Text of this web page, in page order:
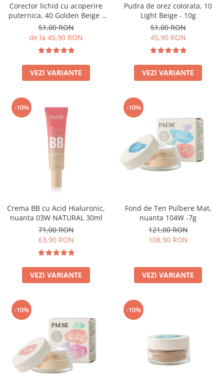
Corector lichid cu acoperire
puternica, 40 Golden Beige -
9ml
51,00 RON
de la 45,90 RON
VEZI VARIANTE
Pudra de orez colorata, 10
Light Beige - 10g
51,00 RON
45,90 RON
VEZI VARIANTE
-10%
Crema BB cu Acid Hialuronic,
nuanta 03W NATURAL 30ml
71,00 RON
63,90 RON
VEZI VARIANTE
-10%
Fond de Ten Pulbere Mat,
nuanta 104W -7g
121,00 RON
108,90 RON
VEZI VARIANTE
-10% -10%